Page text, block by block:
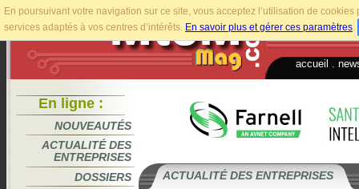
En poursuivant votre navigation sur ce site, vous acceptez l’utilisation de
services adaptés à vos centres d’intérêts. En savoir plus et gérer ces paramètres.
accueil
En ligne :
NOUVEAUTÉS
ACTUALITÉ DES
ENTREPRISES
DOSSIERS
ACTUALITÉ DES ENTREPRISES